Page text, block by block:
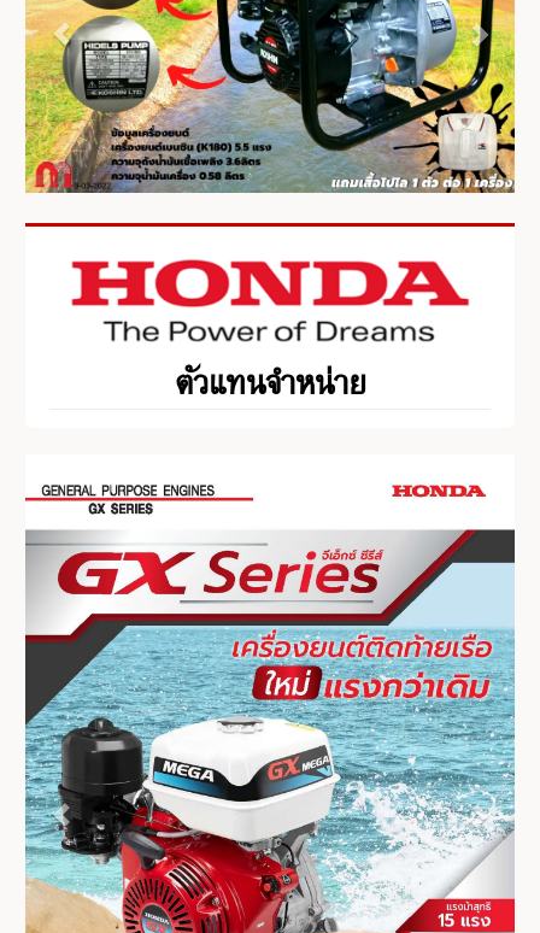
ตัวแทนจำหน่าย